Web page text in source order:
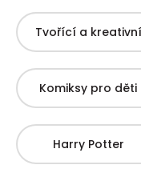
Tvořící a kreativní
Komiksy pro děti
Harry Potter